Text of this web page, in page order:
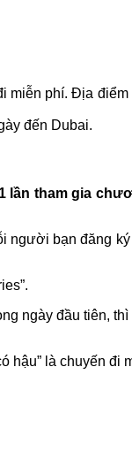
miễn phí. Địa
đến Dubai.
1 lần tham gia
người bạn đăng
ngày đầu tiên,
hậu” là chuyến đi